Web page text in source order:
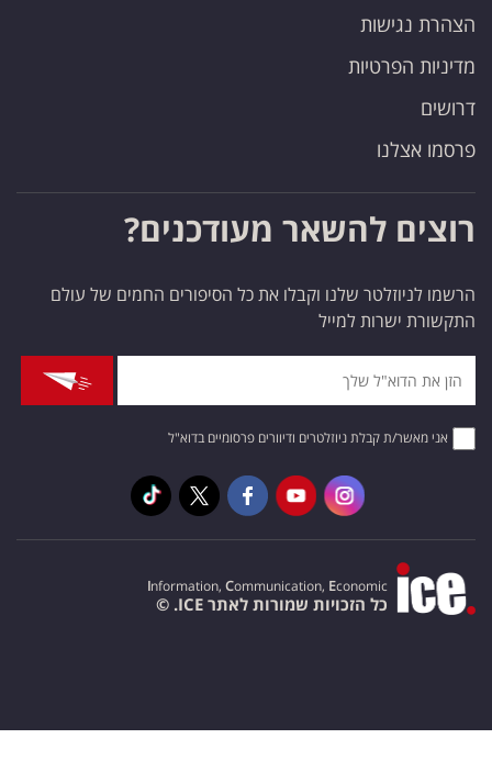
הצהרת נגישות
מדיניות הפרטיות
דרושים
פרסמו אצלנו
רוצים להשאר מעודכנים?
הרשמו לניוזלטר שלנו וקבלו את כל הסיפורים החמים של עולם
התקשורת ישרות למייל
אני מאשר/ת קבלת ניוזלטרים ודיוורים פרסומיים בדוא"ל
Information, Communication, Economic
כל הזכויות שמורות לאתר ICE. ©